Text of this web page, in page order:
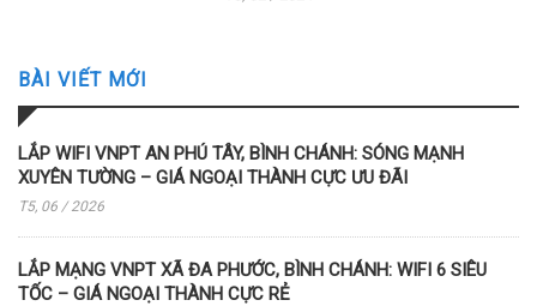
BÀI VIẾT MỚI
LẮP WIFI VNPT AN PHÚ TÂY, BÌNH CHÁNH: SÓNG MẠNH
XUYÊN TƯỜNG – GIÁ NGOẠI THÀNH CỰC ƯU ĐÃI
T5, 06 / 2026
LẮP MẠNG VNPT XÃ ĐA PHƯỚC, BÌNH CHÁNH: WIFI 6 SIÊU
TỐC – GIÁ NGOẠI THÀNH CỰC RẺ